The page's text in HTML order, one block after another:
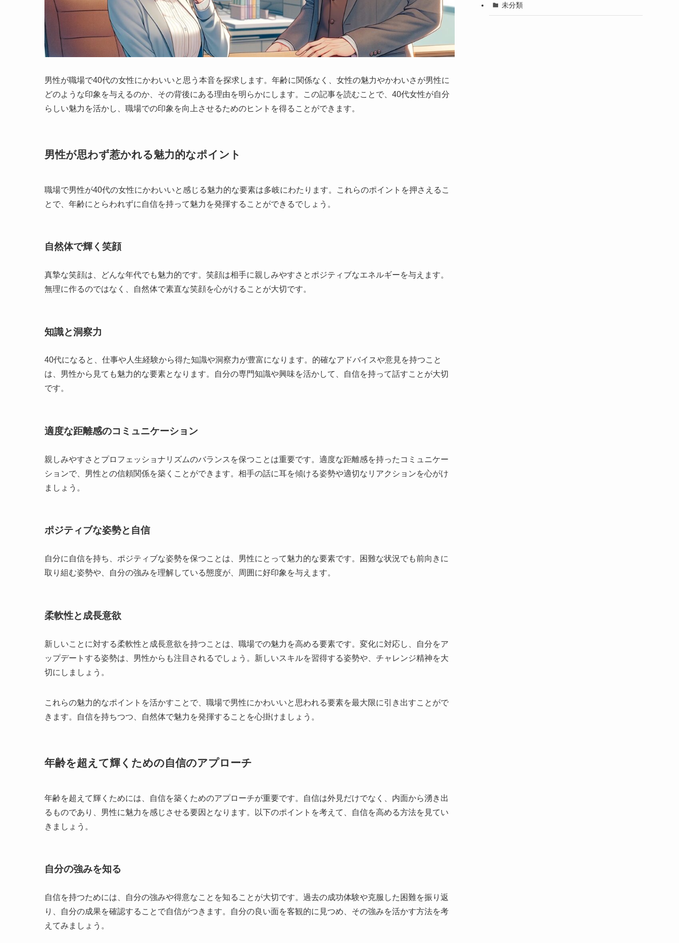
男性が職場で40代の女性にかわいいと思う本音を探求します。年齢に関係なく、女性の魅力やかわいさが男性に
どのような印象を与えるのか、その背後にある理由を明らかにします。この記事を読むことで、40代女性が自分
らしい魅力を活かし、職場での印象を向上させるためのヒントを得ることができます。
男性が思わず惹かれる魅力的なポイント
職場で男性が40代の女性にかわいいと感じる魅力的な要素は多岐にわたります。これらのポイントを押さえるこ
とで、年齢にとらわれずに自信を持って魅力を発揮することができるでしょう。
自然体で輝く笑顔
真摯な笑顔は、どんな年代でも魅力的です。笑顔は相手に親しみやすさとポジティブなエネルギーを与えます。
無理に作るのではなく、自然体で素直な笑顔を心がけることが大切です。
知識と洞察力
40代になると、仕事や人生経験から得た知識や洞察力が豊富になります。的確なアドバイスや意見を持つこと
は、男性から見ても魅力的な要素となります。自分の専門知識や興味を活かして、自信を持って話すことが大切
です。
適度な距離感のコミュニケーション
親しみやすさとプロフェッショナリズムのバランスを保つことは重要です。適度な距離感を持ったコミュニケー
ションで、男性との信頼関係を築くことができます。相手の話に耳を傾ける姿勢や適切なリアクションを心がけ
ましょう。
ポジティブな姿勢と自信
自分に自信を持ち、ポジティブな姿勢を保つことは、男性にとって魅力的な要素です。困難な状況でも前向きに
取り組む姿勢や、自分の強みを理解している態度が、周囲に好印象を与えます。
柔軟性と成長意欲
新しいことに対する柔軟性と成長意欲を持つことは、職場での魅力を高める要素です。変化に対応し、自分をア
ップデートする姿勢は、男性からも注目されるでしょう。新しいスキルを習得する姿勢や、チャレンジ精神を大
切にしましょう。
これらの魅力的なポイントを活かすことで、職場で男性にかわいいと思われる要素を最大限に引き出すことがで
きます。自信を持ちつつ、自然体で魅力を発揮することを心掛けましょう。
年齢を超えて輝くための自信のアプローチ
年齢を超えて輝くためには、自信を築くためのアプローチが重要です。自信は外見だけでなく、内面から湧き出
るものであり、男性に魅力を感じさせる要因となります。以下のポイントを考えて、自信を高める方法を見てい
きましょう。
自分の強みを知る
自信を持つためには、自分の強みや得意なことを知ることが大切です。過去の成功体験や克服した困難を振り返
り、自分の成果を確認することで自信がつきます。自分の良い面を客観的に見つめ、その強みを活かす方法を考
えてみましょう。
未分類